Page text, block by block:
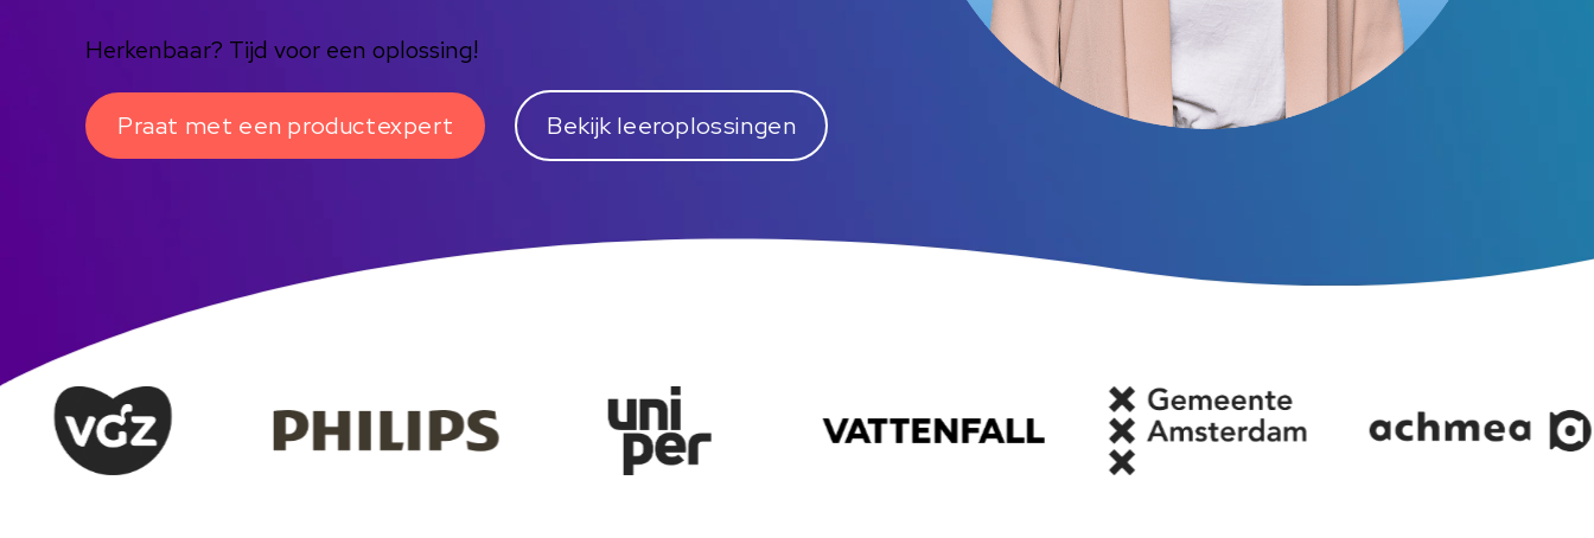
Herkenbaar? Tijd voor een oplossing!
Praat met een productexpert Bekijk leeroplossingen